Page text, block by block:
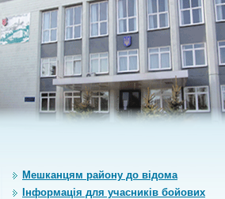
Мешканцям району до відома
Інформація для учасників бойових